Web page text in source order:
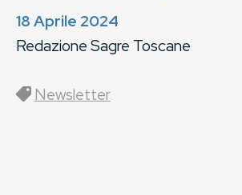
18 Aprile 2024
Redazione Sagre Toscane
Newsletter